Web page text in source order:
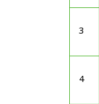
3
4